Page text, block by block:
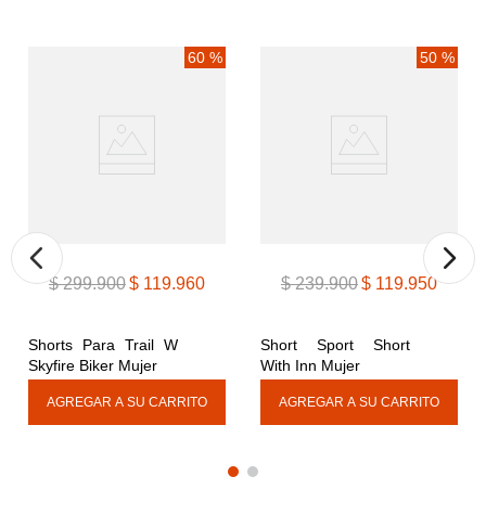
60 %
$ 299.900$ 119.960
Shorts Para Trail W
Skyfire Biker Mujer
50 %
$ 239.900$ 119.950
Short Sport Short
With Inn Mujer